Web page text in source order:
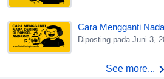
Cara Mengganti
Diposting pada Juni 3,
See more...